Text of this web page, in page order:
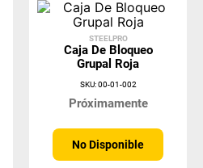
STEELPRO
Caja De Bloqueo
Grupal Roja
SKU:00-01-002
Próximamente
No Disponible